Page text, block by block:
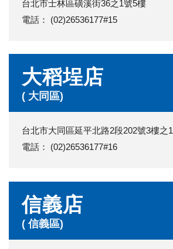
台北市士林區磺溪街36之1號5樓
電話： (02)26536177#15
大稻埕店
( 大同區)
台北市大同區延平北路2段202號3樓之1
電話： (02)26536177#16
信義店
( 信義區)